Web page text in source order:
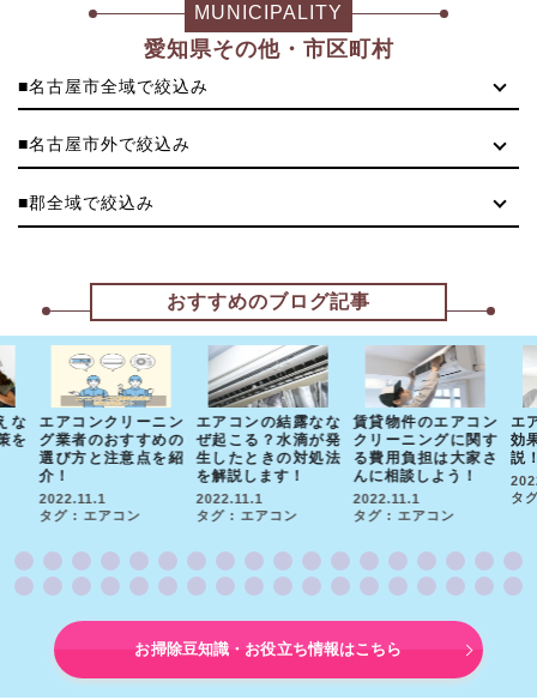
MUNICIPALITY
愛知県その他・市区町村
■名古屋市全域で絞込み
■名古屋市外で絞込み
■郡全域で絞込み
おすすめのブログ記事
な
を
エアコンクリーニン
グ業者のおすすめの
選び方と注意点を紹
介！
2022.11.1
タグ : エアコン
エアコンの結露なな
ぜ起こる？水滴が発
生したときの対処法
を解説します！
2022.11.1
タグ : エアコン
賃貸物件のエアコン
クリーニングに関す
る費用負担は大家さ
んに相談しよう！
2022.11.1
タグ : エアコン
エ
効
説
タ
お掃除豆知識・お役立ち情報はこちら